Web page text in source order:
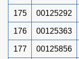
175 00125292
176 00125363
177 00125856